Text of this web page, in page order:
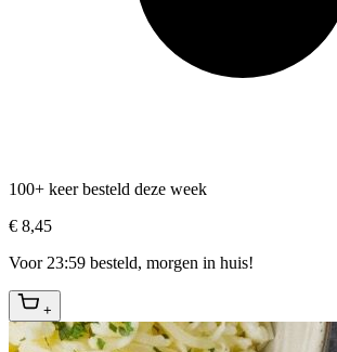
100+ keer besteld deze week
€ 8,45
Voor 23:59 besteld, morgen in huis!
+